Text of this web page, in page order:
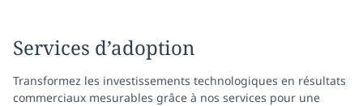
Services d’adoption
Transformez les investissements technologiques en résultats
commerciaux mesurables grâce à nos services pour une